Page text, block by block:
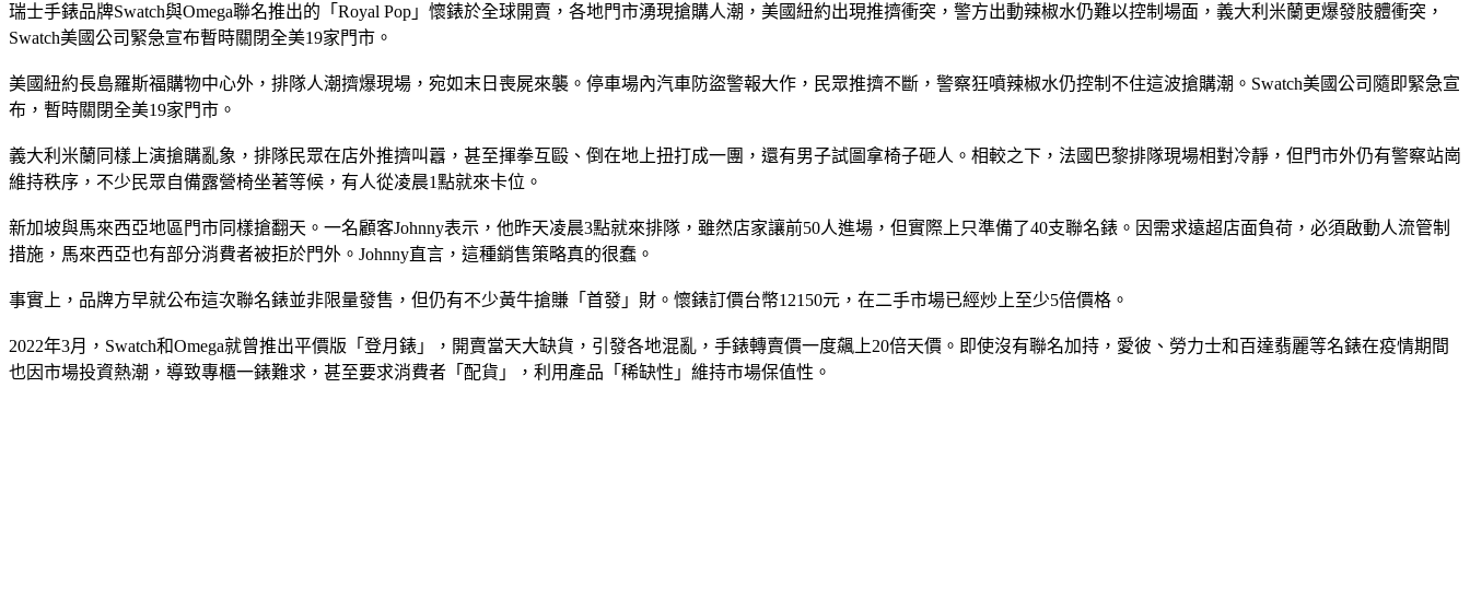
瑞士手錶品牌Swatch與Omega聯名推出的「Royal Pop」懷錶於全球開賣，各地門市湧現搶購人潮，美國紐約出現推擠衝突，警方出動辣椒水仍難以控制場面，義大利米蘭更爆發肢體衝突，
Swatch美國公司緊急宣布暫時關閉全美19家門市。
美國紐約長島羅斯福購物中心外，排隊人潮擠爆現場，宛如末日喪屍來襲。停車場內汽車防盜警報大作，民眾推擠不斷，警察狂噴辣椒水仍控制不住這波搶購潮。Swatch美國公司隨即緊急宣
布，暫時關閉全美19家門市。
義大利米蘭同樣上演搶購亂象，排隊民眾在店外推擠叫囂，甚至揮拳互毆、倒在地上扭打成一團，還有男子試圖拿椅子砸人。相較之下，法國巴黎排隊現場相對冷靜，但門市外仍有警察站崗
維持秩序，不少民眾自備露營椅坐著等候，有人從凌晨1點就來卡位。
新加坡與馬來西亞地區門市同樣搶翻天。一名顧客Johnny表示，他昨天凌晨3點就來排隊，雖然店家讓前50人進場，但實際上只準備了40支聯名錶。因需求遠超店面負荷，必須啟動人流管制
措施，馬來西亞也有部分消費者被拒於門外。Johnny直言，這種銷售策略真的很蠢。
事實上，品牌方早就公布這次聯名錶並非限量發售，但仍有不少黃牛搶賺「首發」財。懷錶訂價台幣12150元，在二手市場已經炒上至少5倍價格。
2022年3月，Swatch和Omega就曾推出平價版「登月錶」，開賣當天大缺貨，引發各地混亂，手錶轉賣價一度飆上20倍天價。即使沒有聯名加持，愛彼、勞力士和百達翡麗等名錶在疫情期間
也因市場投資熱潮，導致專櫃一錶難求，甚至要求消費者「配貨」，利用產品「稀缺性」維持市場保值性。